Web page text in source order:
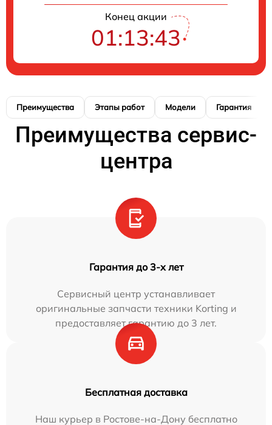
Конец акции
01:13:42
Преимущества Этапы работ Модели Гарантия
Преимущества сервис-
центра
Гарантия до 3-х лет
Сервисный центр устанавливает
оригинальные запчасти техники Korting и
предоставляет гарантию до 3 лет.
Бесплатная доставка
Наш курьер в Ростове-на-Дону бесплатно